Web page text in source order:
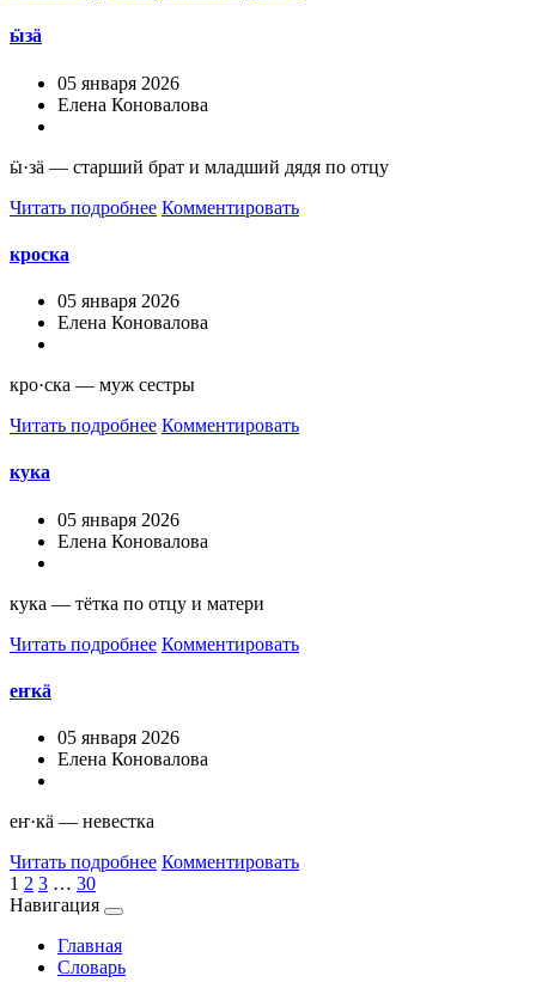
ӹзä
05 января 2026
Елена Коновалова
ӹ·зä — старший брат и младший дядя по отцу
Читать подробнее Комментировать
кроска
05 января 2026
Елена Коновалова
кро·ска — муж сестры
Читать подробнее Комментировать
кука
05 января 2026
Елена Коновалова
кука — тётка по отцу и матери
Читать подробнее Комментировать
еҥкä
05 января 2026
Елена Коновалова
еҥ·кä — невестка
Читать подробнее Комментировать
1 2 3 … 30
Навигация
Главная
Словарь